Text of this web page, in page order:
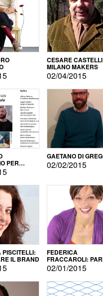
CESARE
MILANO MAKERS
02/04/2015
PER
GAETANO DI
02/02/2015
IL BRAND
FEDERICA
FRACCAROLI:
LINGUE DIVERSE
02/01/2015